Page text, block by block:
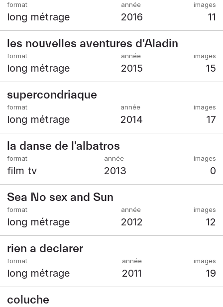
long métrage 2016 11
les nouvelles aventures d'Aladin
long métrage 2015 15
supercondriaque
long métrage 2014 17
la danse de l'albatros
film tv 2013 0
Sea No sex and Sun
long métrage 2012 12
rien a declarer
long métrage 2011 19
coluche